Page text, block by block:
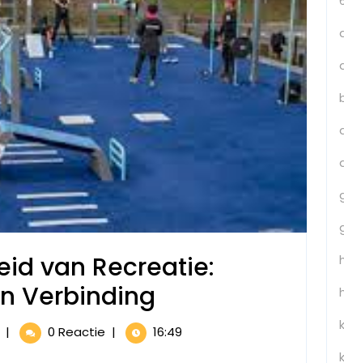
van Recreatie:
Verbinding
de
| 0 Reactie | 16:49